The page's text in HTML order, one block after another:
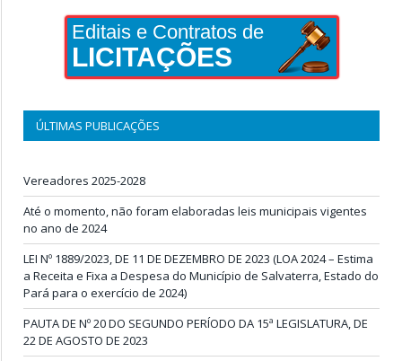
Editais e Contratos de
LICITAÇÕES
ÚLTIMAS PUBLICAÇÕES
Vereadores 2025-2028
Até o momento, não foram elaboradas leis municipais vigentes
no ano de 2024
LEI Nº 1889/2023, DE 11 DE DEZEMBRO DE 2023 (LOA 2024 – Estima
a Receita e Fixa a Despesa do Município de Salvaterra, Estado do
Pará para o exercício de 2024)
PAUTA DE Nº 20 DO SEGUNDO PERÍODO DA 15ª LEGISLATURA, DE
22 DE AGOSTO DE 2023